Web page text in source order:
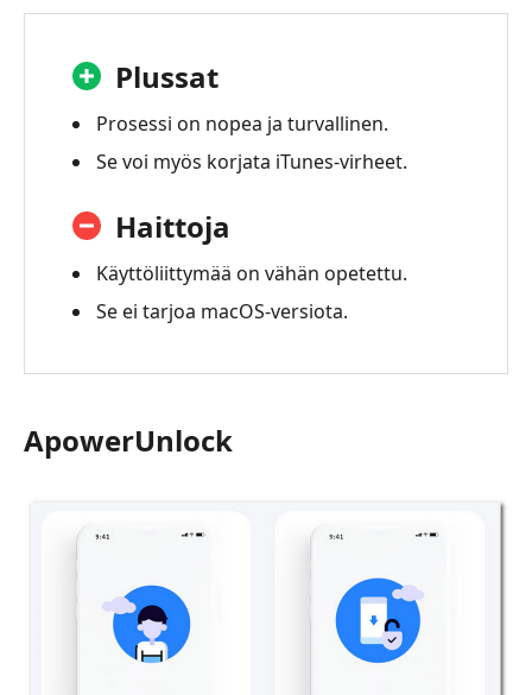
Plussat
Prosessi on nopea ja turvallinen.
Se voi myös korjata iTunes-virheet.
Haittoja
Käyttöliittymää on vähän opetettu.
Se ei tarjoa macOS-versiota.
ApowerUnlock